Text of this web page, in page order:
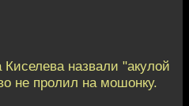
назвали "акулой
не пролил на мошонку.